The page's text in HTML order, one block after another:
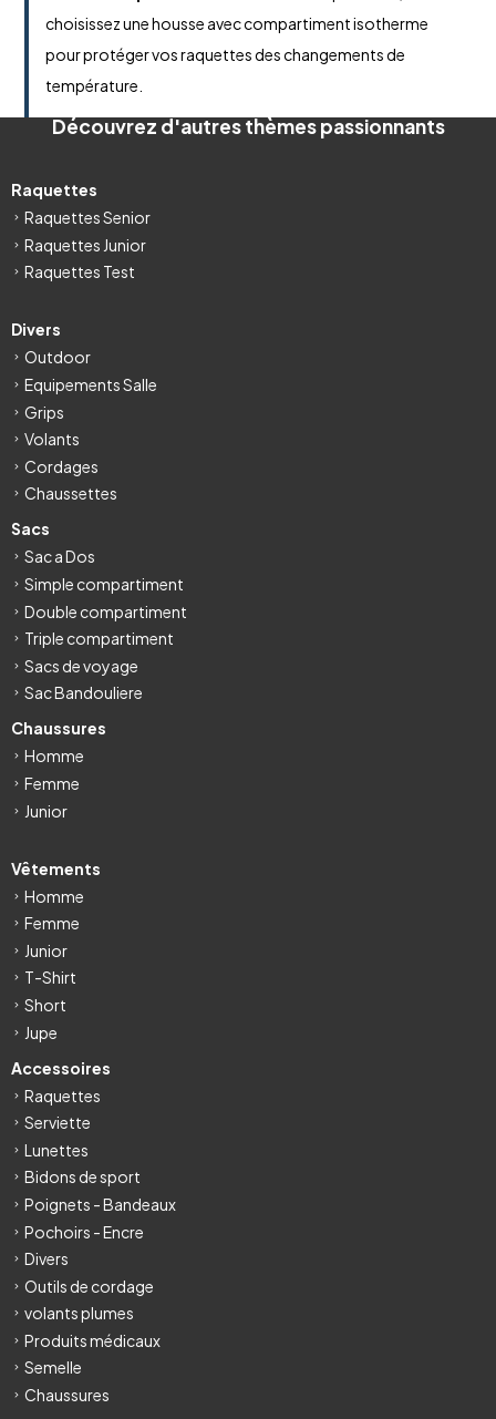
choisissez une housse avec compartiment isotherme
pour protéger vos raquettes des changements de
température.
Découvrez d'autres thèmes passionnants
Raquettes
Raquettes Senior
Raquettes Junior
Raquettes Test
Divers
Outdoor
Equipements Salle
Grips
Volants
Cordages
Chaussettes
Sacs
Sac a Dos
Simple compartiment
Double compartiment
Triple compartiment
Sacs de voyage
Sac Bandouliere
Chaussures
Homme
Femme
Junior
Vêtements
Homme
Femme
Junior
T-Shirt
Short
Jupe
Accessoires
Raquettes
Serviette
Lunettes
Bidons de sport
Poignets - Bandeaux
Pochoirs - Encre
Divers
Outils de cordage
volants plumes
Produits médicaux
Semelle
Chaussures